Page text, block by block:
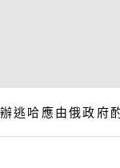
逃哈應由俄政府